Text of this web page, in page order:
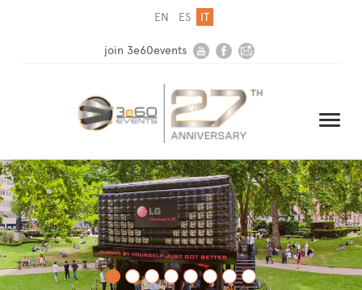
EN ES IT
join 3e60events
HOME
AZIENDA
SOLUZIONI